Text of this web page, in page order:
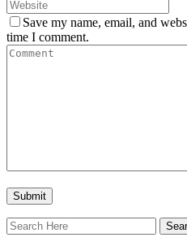
Save my name, email, and
time I comment.